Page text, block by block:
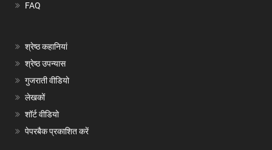
FAQ
श्रेष्ठ कहानियां
श्रेष्ठ उपन्यास
गुजराती वीडियो
लेखकों
शॉर्ट वीडियो
पेपरबैक प्रकाशित करें